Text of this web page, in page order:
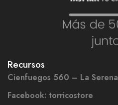
Recursos
Cienfuegos 560 – La Serena
Facebook: torricostore